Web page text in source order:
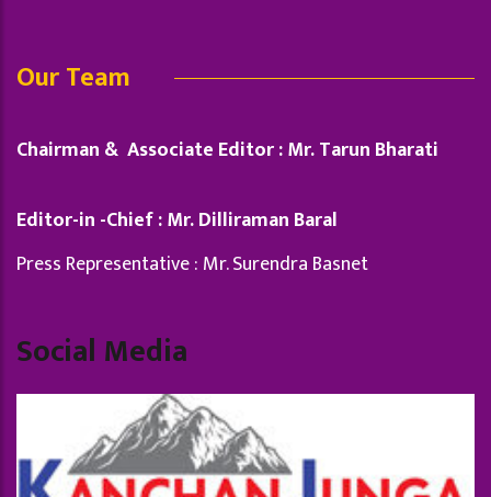
Our Team
Chairman & Associate Editor : Mr. Tarun Bharati
Editor-in -Chief : Mr. Dilliraman Baral
Press Representative : Mr. Surendra Basnet
Social Media